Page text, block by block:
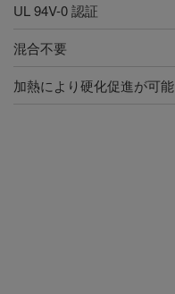
UL 94V-0 認証
混合不要
加熱により硬化促進が可能